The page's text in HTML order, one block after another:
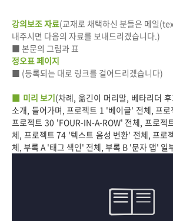
강의보조 자료(교재로 채택하신 분들은 메일
내주시면 다음의 자료를 보내드리겠습니다.)
■ 본문의 그림과 표
정오표 페이지
■ (등록되는 대로 링크를 걸어드리겠습니다)
■ 미리 보기(차례, 옮긴이 머리말, 베타리더
소개, 들어가며, 프로젝트 1 '베이글' 전체, 프
프로젝트 30 'FOUR-IN-A-ROW' 전체, 프로젝
체, 프로젝트 74 '텍스트 음성 변환' 전체, 프로
체, 부록 A '태그 색인' 전체, 부록 B '문자 맵' 일